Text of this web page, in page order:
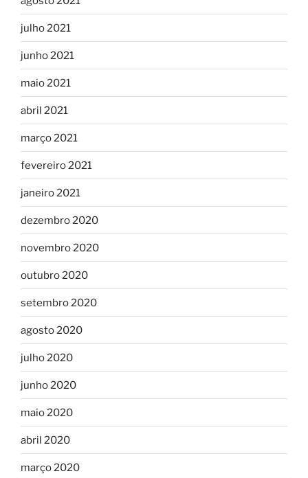
julho 2021
junho 2021
maio 2021
abril 2021
março 2021
fevereiro 2021
janeiro 2021
dezembro 2020
novembro 2020
outubro 2020
setembro 2020
agosto 2020
julho 2020
junho 2020
maio 2020
abril 2020
março 2020